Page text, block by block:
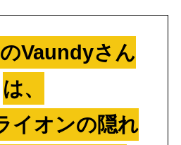
Vaundyさん
は、
イオンの隠れ